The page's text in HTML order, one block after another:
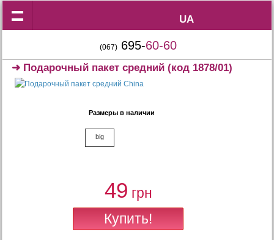
UA
UA
(067) 695-60-60
➜ Подарочный пакет средний (код 1878/01)
Размеры в наличии
big
49 грн